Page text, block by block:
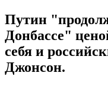
Путин
Донбассе"
себя и
Джонсон.